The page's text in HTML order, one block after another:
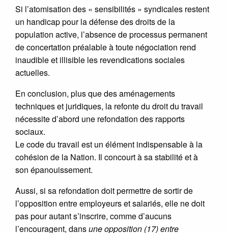
Si l’atomisation des « sensibilités » syndicales restent
un handicap pour la défense des droits de la
population active, l’absence de processus permanent
de concertation préalable à toute négociation rend
inaudible et illisible les revendications sociales
actuelles.
En conclusion, plus que des aménagements
techniques et juridiques, la refonte du droit du travail
nécessite d’abord une refondation des rapports
sociaux.
Le code du travail est un élément indispensable à la
cohésion de la Nation. Il concourt à sa stabilité et à
son épanouissement.
Aussi, si sa refondation doit permettre de sortir de
l’opposition entre employeurs et salariés, elle ne doit
pas pour autant s’inscrire, comme d’aucuns
l’encouragent, dansune opposition (17) entre